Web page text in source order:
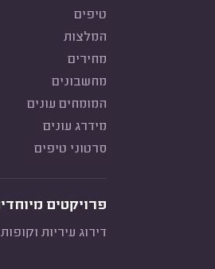
טיפים
המלצות
מחירים
מחשבונים
המומחים עונים
מידרג עונים
סרטוני טיפים
פרויקטים
דירוג עיריות